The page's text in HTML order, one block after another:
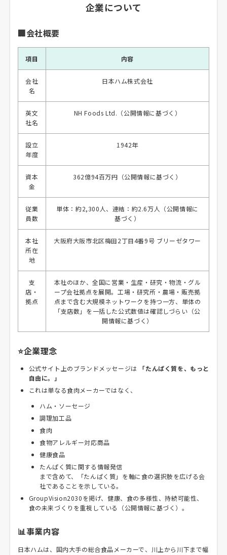
企業について
🏢会社概要
項目 内容
会社
名
日本ハム株式会社
英文
社名
NH Foods Ltd.（公開情報に基づく）
設立
年度
1942年
資本
金
362億94百万円（公開情報に基づく）
従業
員数
単体：約2,300人、連結：約2.6万人（公開情報に
基づく）
本社
所在
地
大阪府大阪市北区梅田2丁目4番9号 ブリーゼタワー
支
店・
拠点
本社のほか、全国に営業・生産・研究・物流・グル
ープ会社拠点を展開。工場・研究所・農場・販売拠
点まで含む大規模ネットワークを持つ一方、単体の
「支店数」を一括した公式数値は確認しづらい（公
開情報に基づく）
⭐企業理念
公式サイト上のブランドメッセージは
「たんぱく質を、もっと
自由に。」
これは単なる食肉メーカーではなく、
ハム・ソーセージ
調理加工品
食肉
食物アレルギー対応商品
健康食品
たんぱく質に関する情報発信
まで含めて、「たんぱく質」を軸に食の選択肢を広げる会
社であることを示している。
GroupVision2030を掲げ、健康、食の多様性、持続可能性、
食の未来づくりを重視している（公開情報に基づく）。
📊事業内容
日本ハムは、国内大手の総合食品メーカーで、川上から川下まで幅